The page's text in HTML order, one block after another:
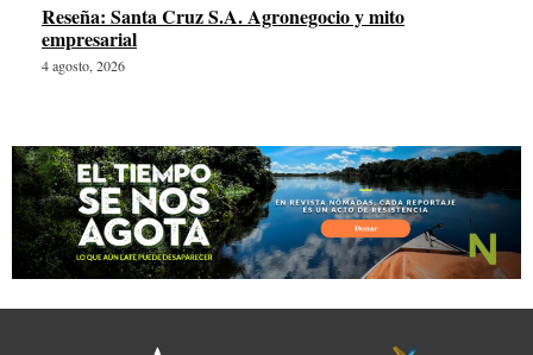
Reseña: Santa Cruz S.A. Agronegocio y mito
empresarial
4 agosto, 2026